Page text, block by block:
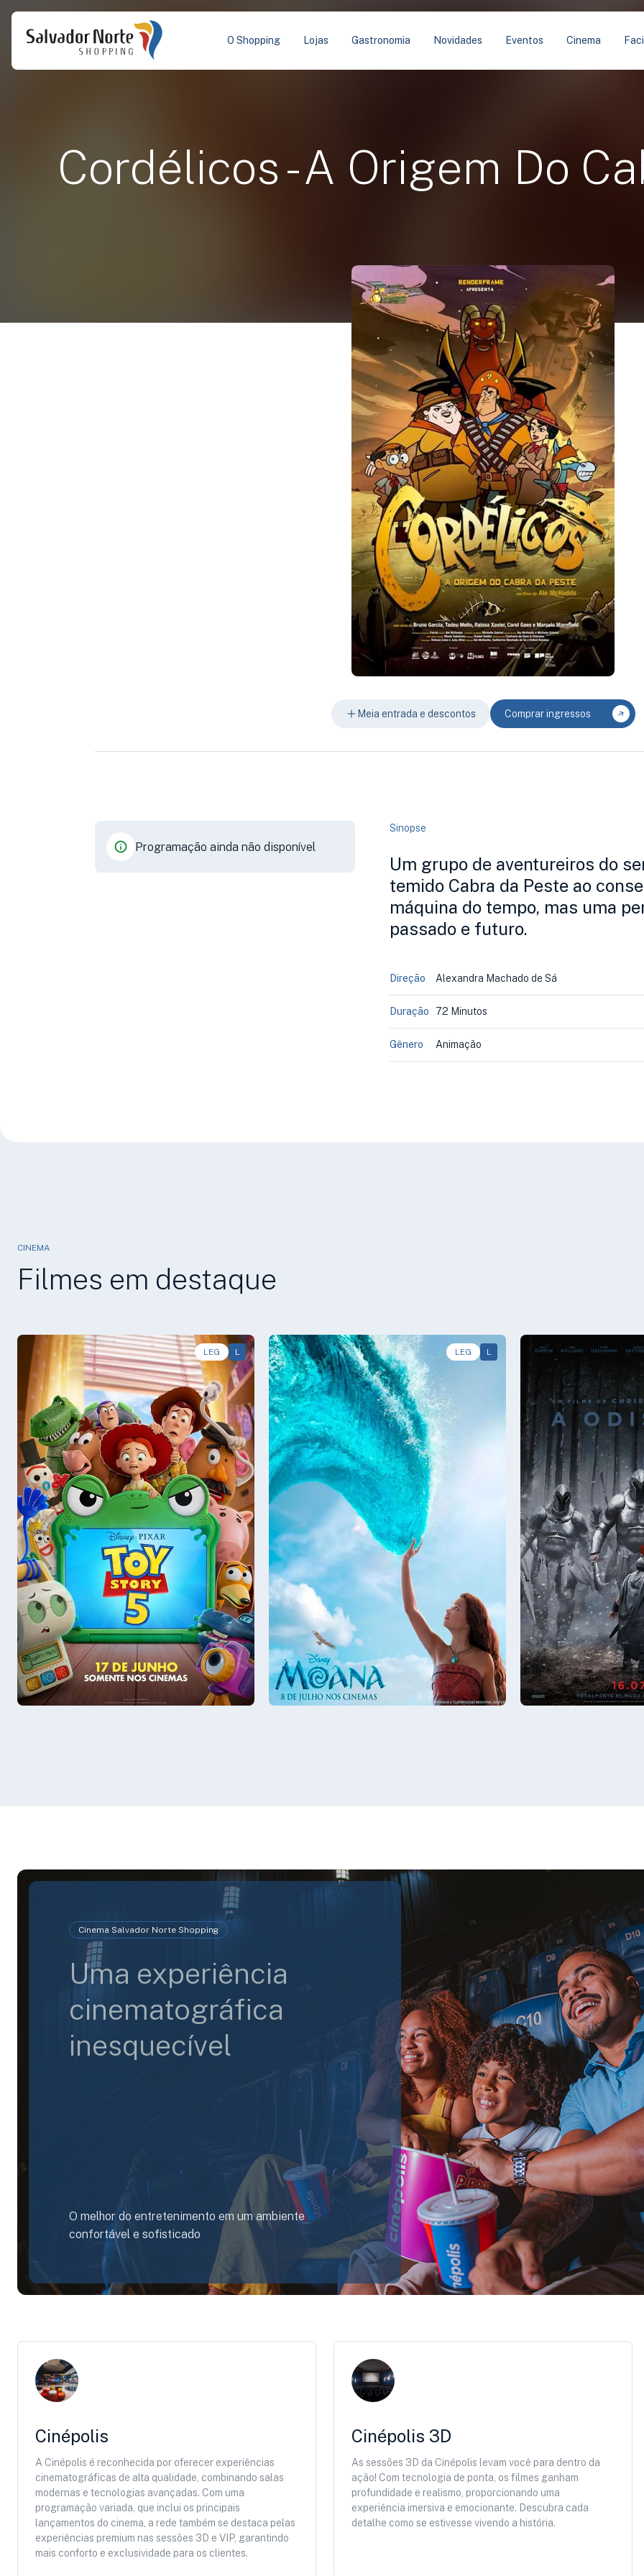
O Shopping Lojas Gastronomia Novidades Eventos Cinema
Cordélicos - A Origem Do
Meia entrada e descontos Comprar ingressos
Programação ainda não disponível
Sinopse
Um grupo de aventureiros do
temido Cabra da Peste ao
máquina do tempo, mas uma
passado e futuro.
Direção Alexandra Machado de Sá
Duração 72 Minutos
Gênero Animação
CINEMA
Filmes em destaque
LEG L
Sáb - 08/08
Sala 3 15:30
LEG L
Sáb - 08/08
Sala 3 13:00
Sáb - 08/08
Sala 8 18:30, 22:00
Cinema Salvador Norte Shopping
Uma experiência
cinematográfica
inesquecível
O melhor do entretenimento em um ambiente
confortável e sofisticado
Cinépolis
A Cinépolis é reconhecida por oferecer experiências
cinematográficas de alta qualidade, combinando salas
modernas e tecnologias avançadas. Com uma
programação variada, que inclui os principais
lançamentos do cinema, a rede também se destaca pelas
experiências premium nas sessões 3D e VIP, garantindo
mais conforto e exclusividade para os clientes.
Cinépolis 3D
As sessões 3D da Cinépolis levam você para dentro da
ação! Com tecnologia de ponta, os filmes ganham
profundidade e realismo, proporcionando uma
experiência imersiva e emocionante. Descubra cada
detalhe como se estivesse vivendo a história.